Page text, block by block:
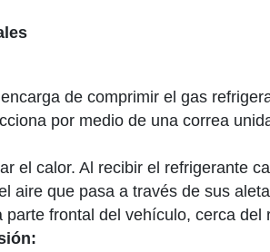
de comprimir el gas
por medio de una correa
el calor. Al recibir el refrigerante
aire que pasa a través de sus
parte frontal del vehículo, cerca del